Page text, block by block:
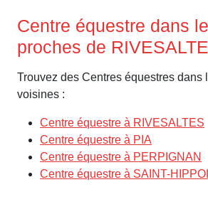
Centre équestre dans
proches de
Trouvez des Centres équestres dans
voisines :
Centre équestre à RIVESALTES
Centre équestre à PIA
Centre équestre à PERPIGNAN
Centre équestre à SAINT-